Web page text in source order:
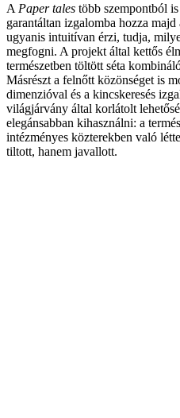
A Paper tales több szempontból
garantáltan izgalomba hozza
ugyanis intuitívan érzi, tudja,
megfogni. A projekt által kettős
természetben töltött séta
Másrészt a felnőtt közönséget is
dimenzióval és a kincskeresés
világjárvány által korlátolt
elegánsabban kihasználni: a
intézményes közterekben való
tiltott, hanem javallott.